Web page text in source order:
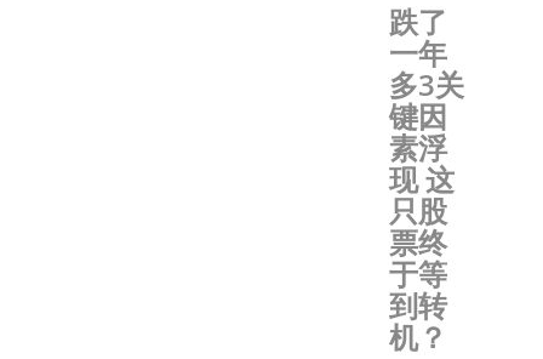
跌了
一年
多3关
键因
素浮
现 这
只股
票终
于等
到转
机？